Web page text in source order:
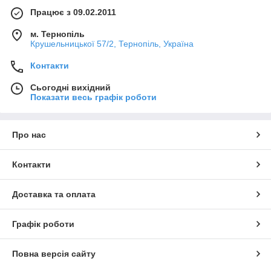
Працює з 09.02.2011
м. Тернопіль
Крушельницької 57/2, Тернопіль, Україна
Контакти
Сьогодні вихідний
Показати весь графік роботи
Про нас
Контакти
Доставка та оплата
Графік роботи
Повна версія сайту